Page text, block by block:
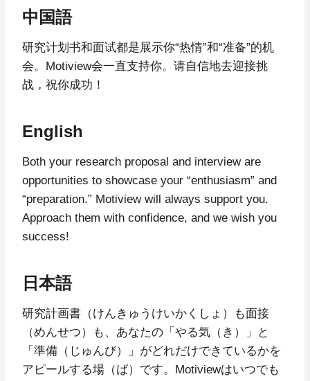
中国語
研究计划书和面试都是展示你“热情”和“准备”的机
会。Motiview会一直支持你。请自信地去迎接挑
战，祝你成功！
English
Both your research proposal and interview are
opportunities to showcase your “enthusiasm” and
“preparation.” Motiview will always support you.
Approach them with confidence, and we wish you
success!
日本語
研究計画書（けんきゅうけいかくしょ）も面接
（めんせつ）も、あなたの「やる気（き）」と
「準備（じゅんび）」がどれだけできているかを
アピールする場（ば）です。Motiviewはいつでも